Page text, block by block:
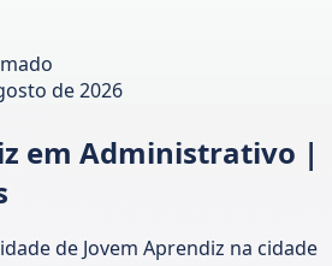
de 2026
em Administrativo |
de Jovem Aprendiz na cidade